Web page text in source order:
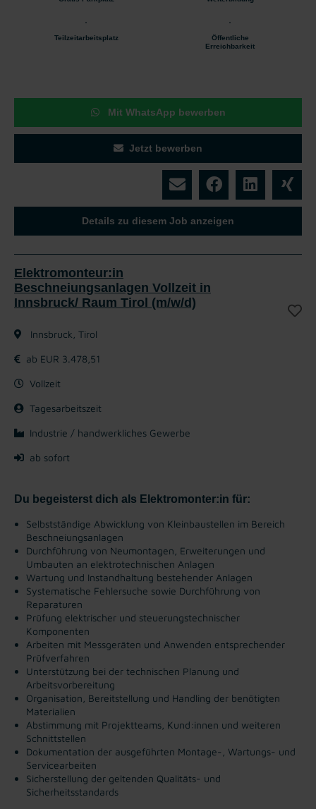
Teilzeitarbeitsplatz
Öffentliche
Erreichbarkeit
Mit WhatsApp bewerben
Jetzt bewerben
Details zu diesem Job anzeigen
Elektromonteur:in
Beschneiungsanlagen Vollzeit in
Innsbruck/ Raum Tirol (m/w/d)
Innsbruck, Tirol
ab EUR 3.478,51
Vollzeit
Tagesarbeitszeit
Industrie / handwerkliches Gewerbe
ab sofort
Du begeisterst dich als Elektromonter:in für:
Selbstständige Abwicklung von Kleinbaustellen im Bereich
Beschneiungsanlagen
Durchführung von Neumontagen, Erweiterungen und
Umbauten an elektrotechnischen Anlagen
Wartung und Instandhaltung bestehender Anlagen
Systematische Fehlersuche sowie Durchführung von
Reparaturen
Prüfung elektrischer und steuerungstechnischer
Komponenten
Arbeiten mit Messgeräten und Anwenden entsprechender
Prüfverfahren
Unterstützung bei der technischen Planung und
Arbeitsvorbereitung
Organisation, Bereitstellung und Handling der benötigten
Materialien
Abstimmung mit Projektteams, Kund:innen und weiteren
Schnittstellen
Dokumentation der ausgeführten Montage-, Wartungs- und
Servicearbeiten
Sicherstellung der geltenden Qualitäts- und
Sicherheitsstandards